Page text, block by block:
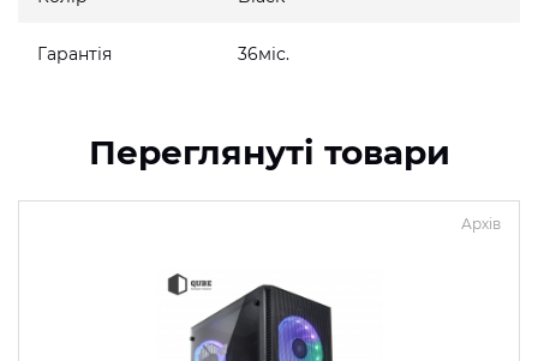
Гарантія 36міс.
Переглянуті товари
Архів